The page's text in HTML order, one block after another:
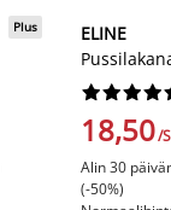
Plus
ELINE





18,50/
Alin 30
(-50%)